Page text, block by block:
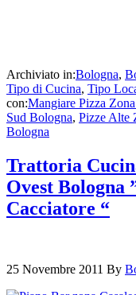
Archiviato in:Bologna,
Tipo di Cucina, Tipo
con:Mangiare Pizza
Sud Bologna, Pizze Alte
Bologna
Trattoria
Ovest Bologna
Cacciatore “
25 Novembre 2011 By